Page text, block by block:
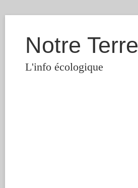
Notre Terre
L'info écologique